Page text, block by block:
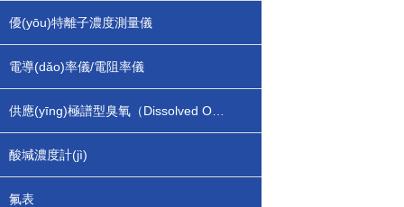
優(yōu)特離子濃度測量儀
電導(dǎo)率儀/電阻率儀
酸堿濃度計(jì)
氟表